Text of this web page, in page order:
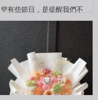
💜有些節日，是提醒我們不
要忘了表達愛。 平常的日
子，總是忙著工作、忙著生
活。 那些想說的謝謝、想
說的辛苦了、想說的我愛
你。 常常就這樣，留到了
下...